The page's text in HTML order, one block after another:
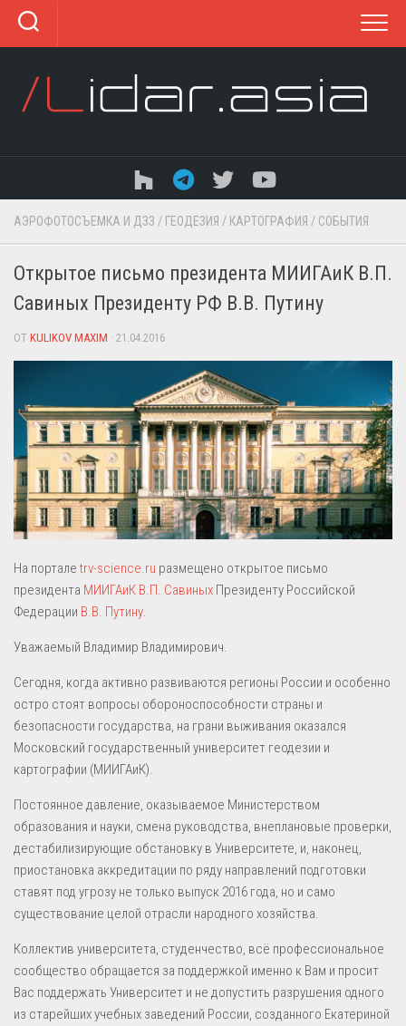
Перейти
содержанию
АЭРОФОТОСЪЕМКА И ДЗЗ / ГЕОДЕЗИЯ / КАРТОГРАФИЯ / СОБЫТИЯ
Открытое письмо президента МИИГАиК В.П.
Савиных Президенту РФ В.В. Путину
ОТ KULIKOV MAXIM · 21.04.2016
На портале trv-science.ru размещено открытое письмо
президента МИИГАиК В.П. Савиных Президенту Российской
Федерации В.В. Путину.
Уважаемый Владимир Владимирович.
Сегодня, когда активно развиваются регионы России и особенно
остро стоят вопросы обороноспособности страны и
безопасности государства, на грани выживания оказался
Московский государственный университет геодезии и
картографии (МИИГАиК).
Постоянное давление, оказываемое Министерством
образования и науки, смена руководства, внеплановые проверки,
дестабилизирующие обстановку в Университете, и, наконец,
приостановка аккредитации по ряду направлений подготовки
ставят под угрозу не только выпуск 2016 года, но и само
существование целой отрасли народного хозяйства.
Коллектив университета, студенчество, всё профессиональное
сообщество обращается за поддержкой именно к Вам и просит
Вас поддержать Университет и не допустить разрушения одного
из старейших учебных заведений России, созданного Екатериной